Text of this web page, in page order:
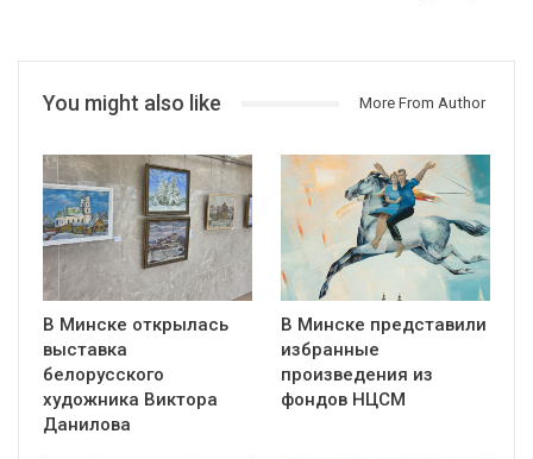
You might also like More From Author
В Минске открылась
выставка
белорусского
художника Виктора
Данилова
В Минске представили
избранные
произведения из
фондов НЦСМ